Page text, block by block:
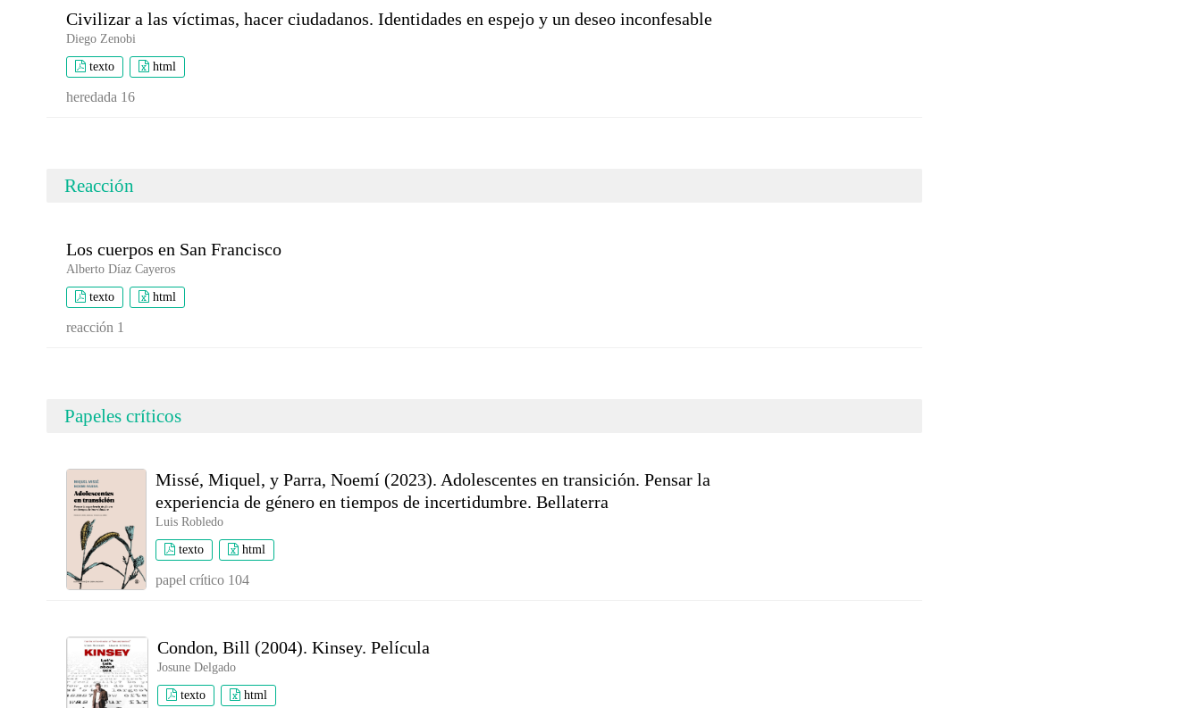
Civilizar a las víctimas, hacer ciudadanos. Identidades en espejo y un deseo inconfesable
Diego Zenobi
texto html
heredada 16
Reacción
Los cuerpos en San Francisco
Alberto Díaz Cayeros
texto html
reacción 1
Papeles críticos
Missé, Miquel, y Parra, Noemí (2023). Adolescentes en transición. Pensar la
experiencia de género en tiempos de incertidumbre. Bellaterra
Luis Robledo
texto html
papel crítico 104
Condon, Bill (2004). Kinsey. Película
Josune Delgado
texto html